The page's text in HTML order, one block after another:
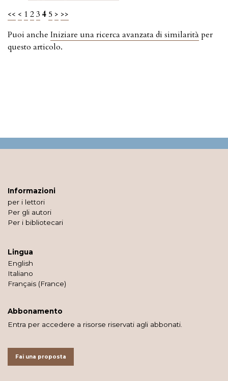
<< < 1 23 4 5 > >>
Puoi anche Iniziare una ricerca avanzata di similarità per
questo articolo.
Informazioni
per i lettori
Per gli autori
Per i bibliotecari
Lingua
English
Italiano
Français (France)
Abbonamento
Entra per accedere a risorse riservati agli abbonati.
Fai una proposta